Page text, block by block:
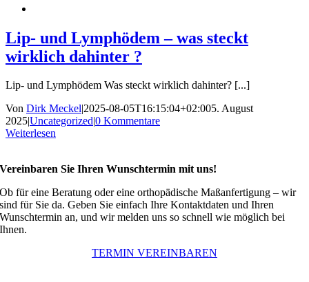
Lip- und Lymphödem – was steckt
wirklich dahinter ?
Lip- und Lymphödem Was steckt wirklich dahinter? [...]
Von Dirk Meckel|2025-08-05T16:15:04+02:005. August
2025|Uncategorized|0 Kommentare
Weiterlesen
Vereinbaren Sie Ihren Wunschtermin mit uns!
Ob für eine Beratung oder eine orthopädische Maßanfertigung – wir
sind für Sie da. Geben Sie einfach Ihre Kontaktdaten und Ihren
Wunschtermin an, und wir melden uns so schnell wie möglich bei
Ihnen.
TERMIN VEREINBAREN